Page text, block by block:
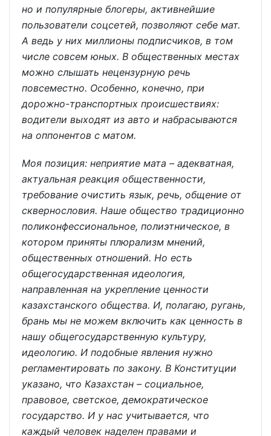
но и популярные блогеры, активнейшие
пользователи соцсетей, позволяют себе мат.
А ведь у них миллионы подписчиков, в том
числе совсем юных. В общественных местах
можно слышать нецензурную речь
повсеместно. Особенно, конечно, при
дорожно-транспортных происшествиях:
водители выходят из авто и набрасываются
на оппонентов с матом.
Моя позиция: неприятие мата – адекватная,
актуальная реакция общественности,
требование очистить язык, речь, общение от
сквернословия. Наше общество традиционно
поликонфессиональное, полиэтническое, в
котором приняты плюрализм мнений,
общественных отношений. Но есть
общегосударственная идеология,
направленная на укрепление ценности
казахстанского общества. И, полагаю, ругань,
брань мы не можем включить как ценность в
нашу общегосударственную культуру,
идеологию. И подобные явления нужно
регламентировать по закону. В Конституции
указано, что Казахстан – социальное,
правовое, светское, демократическое
государство. И у нас учитывается, что
каждый человек наделен правами и